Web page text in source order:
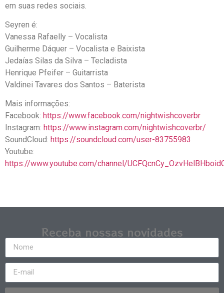
em suas redes sociais.
Seyren é:
Vanessa Rafaelly – Vocalista
Guilherme Dáquer – Vocalista e Baixista
Jedaías Silas da Silva – Tecladista
Henrique Pfeifer – Guitarrista
Valdinei Tavares dos Santos – Baterista
Mais informações:
Facebook: https://www.facebook.com/nightwishcoverbr
Instagram: https://www.instagram.com/nightwishcoverbr/
SoundCloud: https://soundcloud.com/user-83755983
Youtube:
https://www.youtube.com/channel/
Receba nossas novidades